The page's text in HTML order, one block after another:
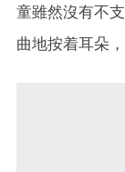
童雖然沒有不
曲地按着耳朵